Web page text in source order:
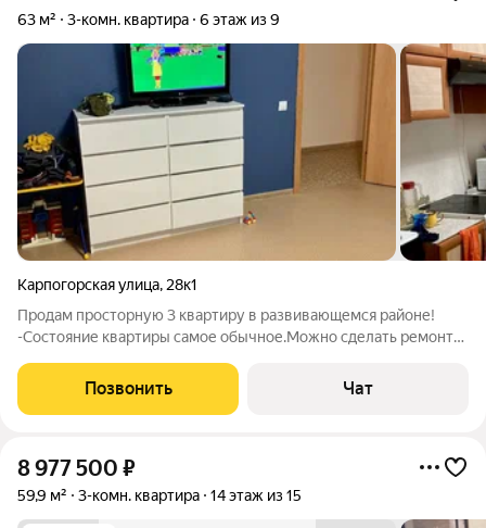
63 м² 3-комн. квартира 6 этаж из 9
Карпогорская улица, 28к1
Продам просторную 3 квартиру в развивающемся районе!
-Состояние квартиры самое обычное.Можно сделать ремонт
шумных дорог. Окна выходят во двор, где гуляют дети, а не
стоят машины. -Планировка:
Позвонить Чат
8 977 500 ₽
59,9 м² 3-комн. квартира 14 этаж из 15